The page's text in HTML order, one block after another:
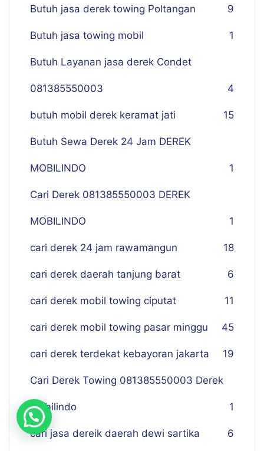
Butuh jasa derek towing Poltangan 9
Butuh jasa towing mobil 1
Butuh Layanan jasa derek Condet
081385550003 4
butuh mobil derek keramat jati 15
Butuh Sewa Derek 24 Jam DEREK
MOBILINDO 1
Cari Derek 081385550003 DEREK
MOBILINDO 1
cari derek 24 jam rawamangun 18
cari derek daerah tanjung barat 6
cari derek mobil towing ciputat 11
cari derek mobil towing pasar minggu 45
cari derek terdekat kebayoran jakarta 19
Cari Derek Towing 081385550003 Derek
Mobilindo 1
cari jasa dereik daerah dewi sartika 6